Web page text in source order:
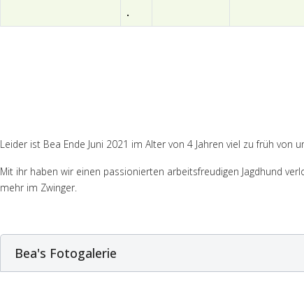
.
Leider ist Bea Ende Juni 2021 im Alter von 4 Jahren viel zu früh von
Mit ihr haben wir einen passionierten arbeitsfreudigen Jagdhund
mehr im Zwinger.
Bea's Fotogalerie